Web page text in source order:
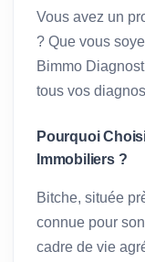
Vous avez un
? Que vous
Bimmo
tous vos
Pourquoi
Immobiliers ?
Bitche, située
connue pour
cadre de vie